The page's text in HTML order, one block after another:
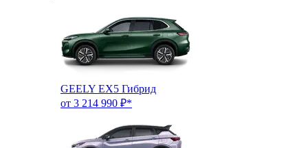
GEELY EX5 Гибрид
от 3 214 990 ₽*